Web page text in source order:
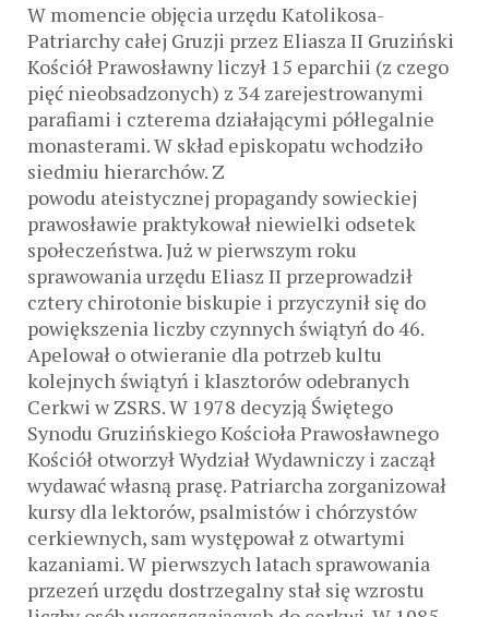
W momencie objęcia urzędu Katolikosa-
Patriarchy całej Gruzji przez Eliasza II Gruziński
Kościół Prawosławny liczył 15 eparchii (z czego
pięć nieobsadzonych) z 34 zarejestrowanymi
parafiami i czterema działającymi półlegalnie
monasterami. W skład episkopatu wchodziło
siedmiu hierarchów. Z
powodu ateistycznej propagandy sowieckiej
prawosławie praktykował niewielki odsetek
społeczeństwa. Już w pierwszym roku
sprawowania urzędu Eliasz II przeprowadził
cztery chirotonie biskupie i przyczynił się do
powiększenia liczby czynnych świątyń do 46.
Apelował o otwieranie dla potrzeb kultu
kolejnych świątyń i klasztorów odebranych
Cerkwi w ZSRS. W 1978 decyzją Świętego
Synodu Gruzińskiego Kościoła Prawosławnego
Kościół otworzył Wydział Wydawniczy i zaczął
wydawać własną prasę. Patriarcha zorganizował
kursy dla lektorów, psalmistów i chórzystów
cerkiewnych, sam występował z otwartymi
kazaniami. W pierwszych latach sprawowania
przezeń urzędu dostrzegalny stał się wzrostu